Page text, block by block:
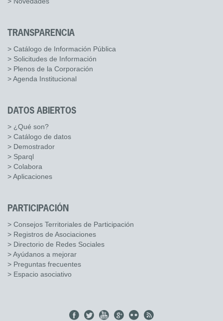
TRANSPARENCIA
> Catálogo de Información Pública
> Solicitudes de Información
> Plenos de la Corporación
> Agenda Institucional
DATOS ABIERTOS
> ¿Qué son?
> Catálogo de datos
> Demostrador
> Sparql
> Colabora
> Aplicaciones
PARTICIPACIÓN
> Consejos Territoriales de Participación
> Registros de Asociaciones
> Directorio de Redes Sociales
> Ayúdanos a mejorar
> Preguntas frecuentes
> Espacio asociativo